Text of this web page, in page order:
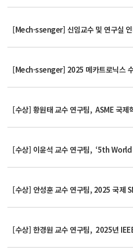
[Mech-ssenger] 신임교수 및 연구실
[Mech-ssenger] 2025 메카트로닉스
[수상] 황원태 교수 연구팀, ASME 국제
[수상] 안성훈 교수 연구팀, 2025 국제